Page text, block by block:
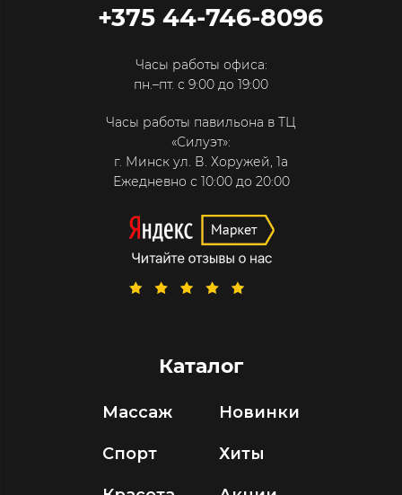
+375 44-746-8096
Часы работы офиса:
пн.–пт. с 9:00 до 19:00
Часы работы павильона в ТЦ
«Силуэт»:
г. Минск ул. В. Хоружей, 1а
Ежедневно с 10:00 до 20:00
Каталог
Массаж
Спорт
Новинки
Хиты